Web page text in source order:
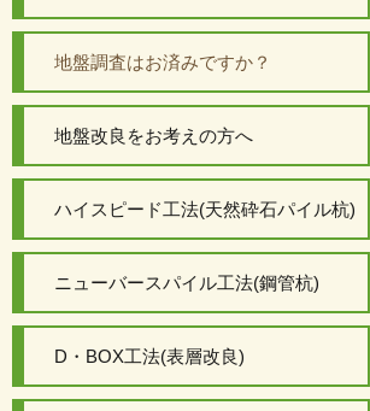
地盤調査はお済みですか？
地盤改良をお考えの方へ
ハイスピード工法(天然砕石パイル杭)
ニューバースパイル工法(鋼管杭)
D・BOX工法(表層改良)